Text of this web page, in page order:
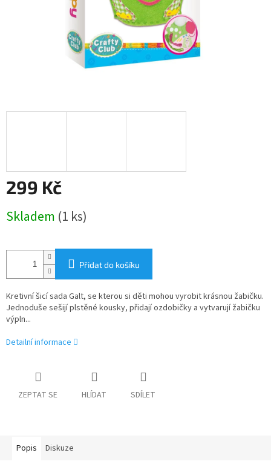
299 Kč
cena:
Skladem (1 ks)
Přidat do košíku
Kretivní šicí sada Galt, se kterou si děti mohou vyrobit krásnou žabičku.
Jednoduše sešijí plstěné kousky, přidají ozdobičky a vytvarují žabičku
výpln...
Detailní informace
ZEPTAT SE HLÍDAT SDÍLET
Popis Diskuze